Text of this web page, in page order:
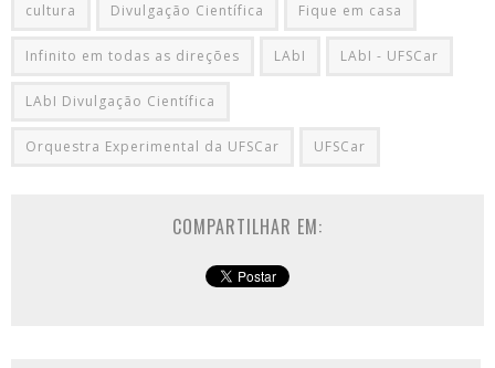
cultura Divulgação Científica Fique em casa
Infinito em todas as direções LAbI LAbI - UFSCar
LAbI Divulgação Científica
Orquestra Experimental da UFSCar UFSCar
COMPARTILHAR EM: